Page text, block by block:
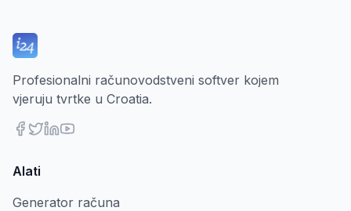
Profesionalni računovodstveni softver kojem
vjeruju tvrtke u Croatia.
Alati
Generator računa